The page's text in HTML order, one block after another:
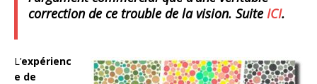
correction de ce trouble de la vision. Suite ICI.
L’expérienc
e de